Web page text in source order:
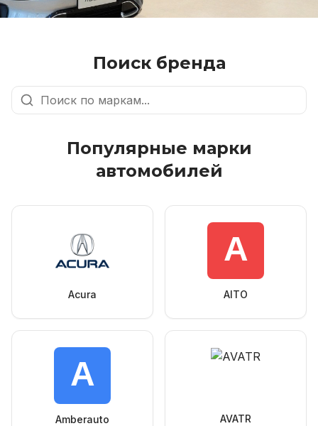
Поиск бренда
Популярные марки
автомобилей
Acura AITO
Amberauto AVATR